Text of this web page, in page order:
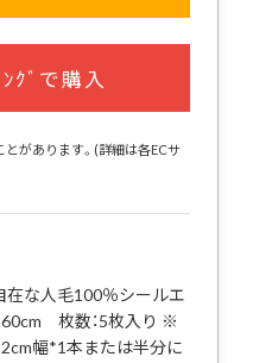
ｸﾞで購入
があります。(詳細は各ECサ
在な人毛100％シールエ
枚数：5枚入り ※
幅*1本または半分に